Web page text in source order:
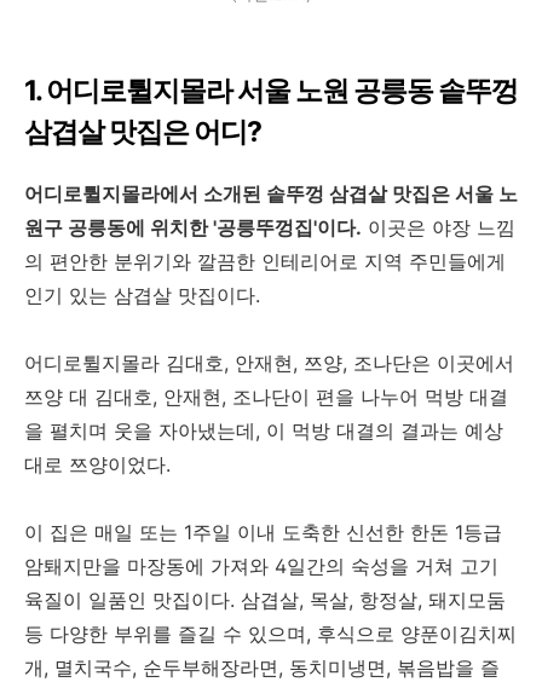
1. 어디로튈지몰라 서울 노원 공릉동 솥뚜껑
삼겹살 맛집은 어디?
어디로튈지몰라에서 소개된 솥뚜껑 삼겹살 맛집은 서울 노
원구 공릉동에 위치한 '공릉뚜껑집'이다. 이곳은 야장 느낌
의 편안한 분위기와 깔끔한 인테리어로 지역 주민들에게
인기 있는 삼겹살 맛집이다.
어디로튈지몰라 김대호, 안재현, 쯔양, 조나단은 이곳에서
쯔양 대 김대호, 안재현, 조나단이 편을 나누어 먹방 대결
을 펼치며 웃을 자아냈는데, 이 먹방 대결의 결과는 예상
대로 쯔양이었다.
이 집은 매일 또는 1주일 이내 도축한 신선한 한돈 1등급
암퇘지만을 마장동에 가져와 4일간의 숙성을 거쳐 고기
육질이 일품인 맛집이다. 삼겹살, 목살, 항정살, 돼지모둠
등 다양한 부위를 즐길 수 있으며, 후식으로 양푼이김치찌
개, 멸치국수, 순두부해장라면, 동치미냉면, 볶음밥을 즐